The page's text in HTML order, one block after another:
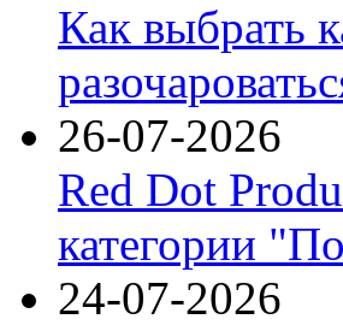
Как выбрать
26-07-2026
Red Dot
категории
24-07-2026